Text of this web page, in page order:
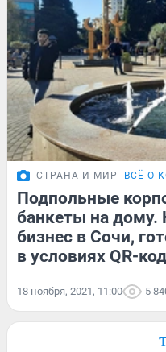
СТРАНА И МИР ВСЁ О
Подпольные
банкеты на
бизнес в Сочи,
в условиях QR-
18 ноября, 2021, 11:00 5